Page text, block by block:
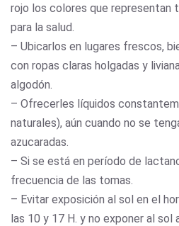
rojo los colores que representan
para la salud.
– Ubicarlos en lugares frescos,
con ropas claras holgadas y
algodón.
– Ofrecerles líquidos
naturales), aún cuando no se
azucaradas.
– Si se está en período de
frecuencia de las tomas.
– Evitar exposición al sol en el
las 10 y 17 H. y no exponer al sol